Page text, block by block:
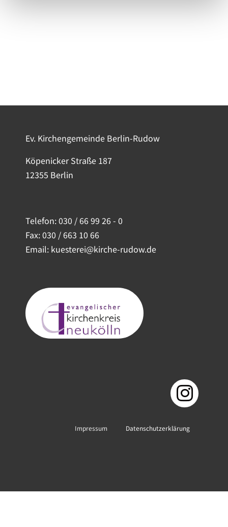
Ev. Kirchengemeinde Berlin-Rudow
Köpenicker Straße 187
12355 Berlin
Telefon:030 / 66 99 26 - 0
Fax: 030 / 663 10 66
Email: kuesterei@kirche-rudow.de
Impressum Datenschutzerklärung